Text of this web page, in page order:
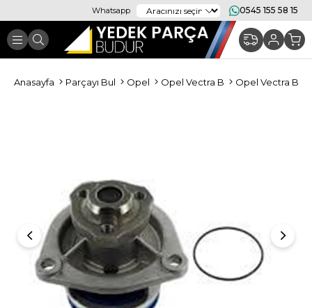
Whatsapp 0545 155 58 15
Anasayfa Parçayı Bul Opel Opel Vectra B Opel Vectra B